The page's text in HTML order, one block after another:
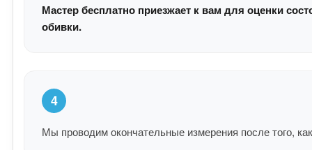
Мастер бесплатно приезжает к вам для оценки
обивки.
4
Мы проводим окончательные измерения после того,